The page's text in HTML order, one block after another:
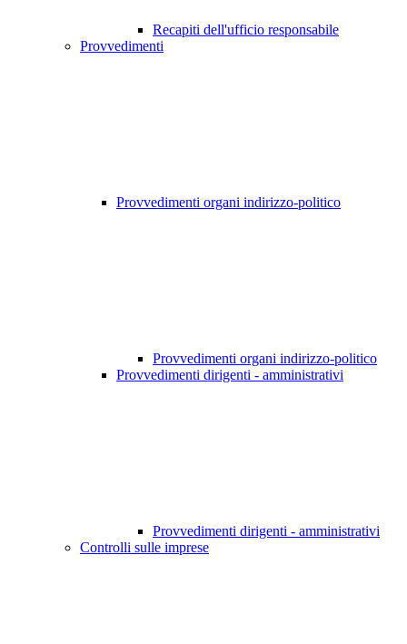
Recapiti dell'ufficio responsabile
Provvedimenti
Provvedimenti organi indirizzo-politico
Provvedimenti organi indirizzo-politico
Provvedimenti dirigenti - amministrativi
Provvedimenti dirigenti - amministrativi
Controlli sulle imprese